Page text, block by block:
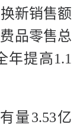
新销售额
品零售总
年提高1.1
量3.53亿